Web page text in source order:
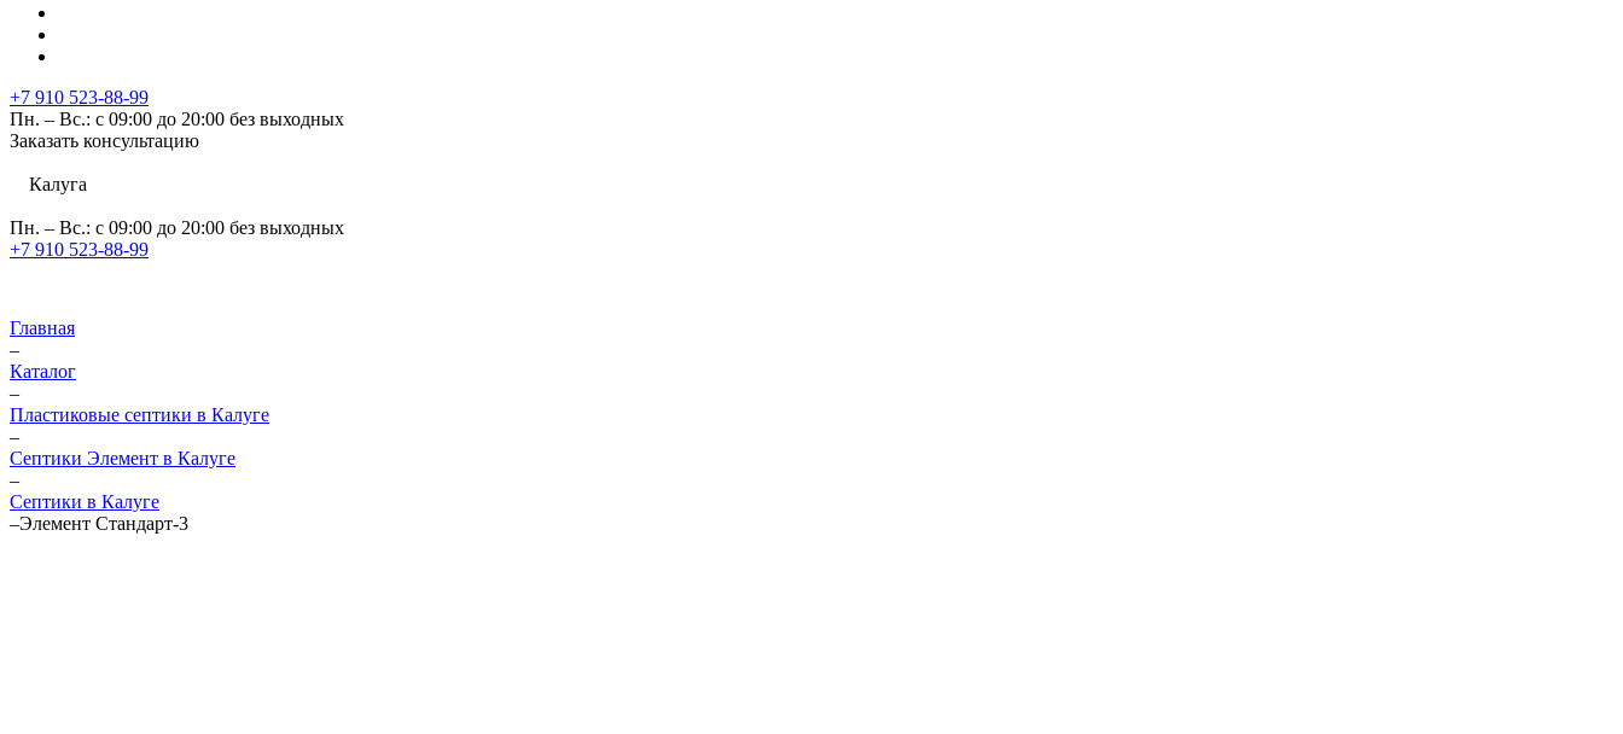
+7 910 523-88-99
Пн. – Вс.: с 09:00 до 20:00 без выходных
Заказать консультацию
Калуга
Пн. – Вс.: с 09:00 до 20:00 без выходных
+7 910 523-88-99
Главная
–
Каталог
–
Пластиковые септики в Калуге
–
Септики Элемент в Калуге
–
Септики в Калуге
–Элемент Стандарт-3